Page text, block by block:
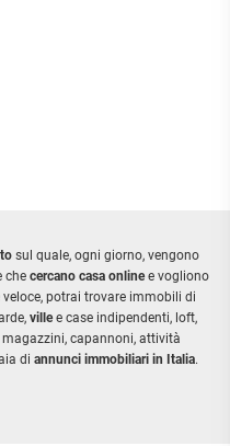
sul quale, ogni giorno, vengono
che cercano casa onlinee vogliono
potrai trovare immobili di
villee case indipendenti, loft,
capannoni, attività
di annunci immobiliari in Italia.